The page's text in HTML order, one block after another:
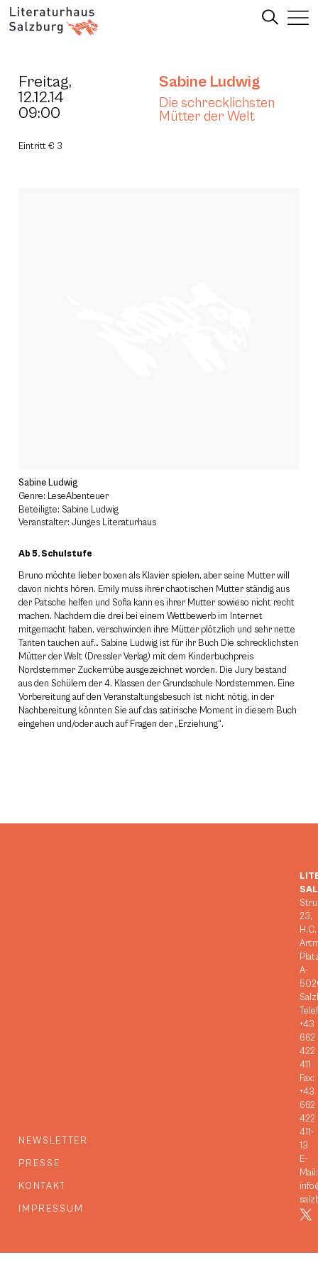
Freitag,
12.12.14
09:00
Sabine Ludwig
Die schrecklichsten
Mütter der Welt
Eintritt € 3
Sabine Ludwig
Genre: LeseAbenteuer
Beteiligte: Sabine Ludwig
Veranstalter: Junges Literaturhaus
Ab 5. Schulstufe
Bruno möchte lieber boxen als Klavier spielen, aber seine Mutter will
davon nichts hören. Emily muss ihrer chaotischen Mutter ständig aus
der Patsche helfen und Sofia kann es ihrer Mutter sowieso nicht recht
machen. Nachdem die drei bei einem Wettbewerb im Internet
mitgemacht haben, verschwinden ihre Mütter plötzlich und sehr nette
Tanten tauchen auf… Sabine Ludwig ist für ihr Buch Die schrecklichsten
Mütter der Welt (Dressler Verlag) mit dem Kinderbuchpreis
Nordstemmer Zuckerrübe ausgezeichnet worden. Die Jury bestand
aus den Schülern der 4. Klassen der Grundschule Nordstemmen. Eine
Vorbereitung auf den Veranstaltungsbesuch ist nicht nötig, in der
Nachbereitung könnten Sie auf das satirische Moment in diesem Buch
eingehen und/oder auch auf Fragen der „Erziehung“.
NEWSLETTER
PRESSE
KONTAKT
IMPRESSUM
23,
H.C.
A-
+43
662
422
411
Fax:
+43
662
422
411-
13
E-
Mail: